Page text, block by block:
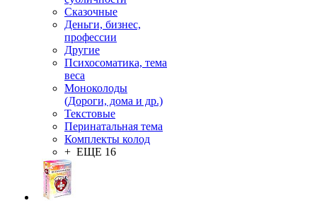
Сказочные
Деньги, бизнес,
профессии
Другие
Психосоматика, тема
веса
Моноколоды
(Дороги, дома и др.)
Текстовые
Перинатальная тема
Комплекты колод
+ ЕЩЕ 16